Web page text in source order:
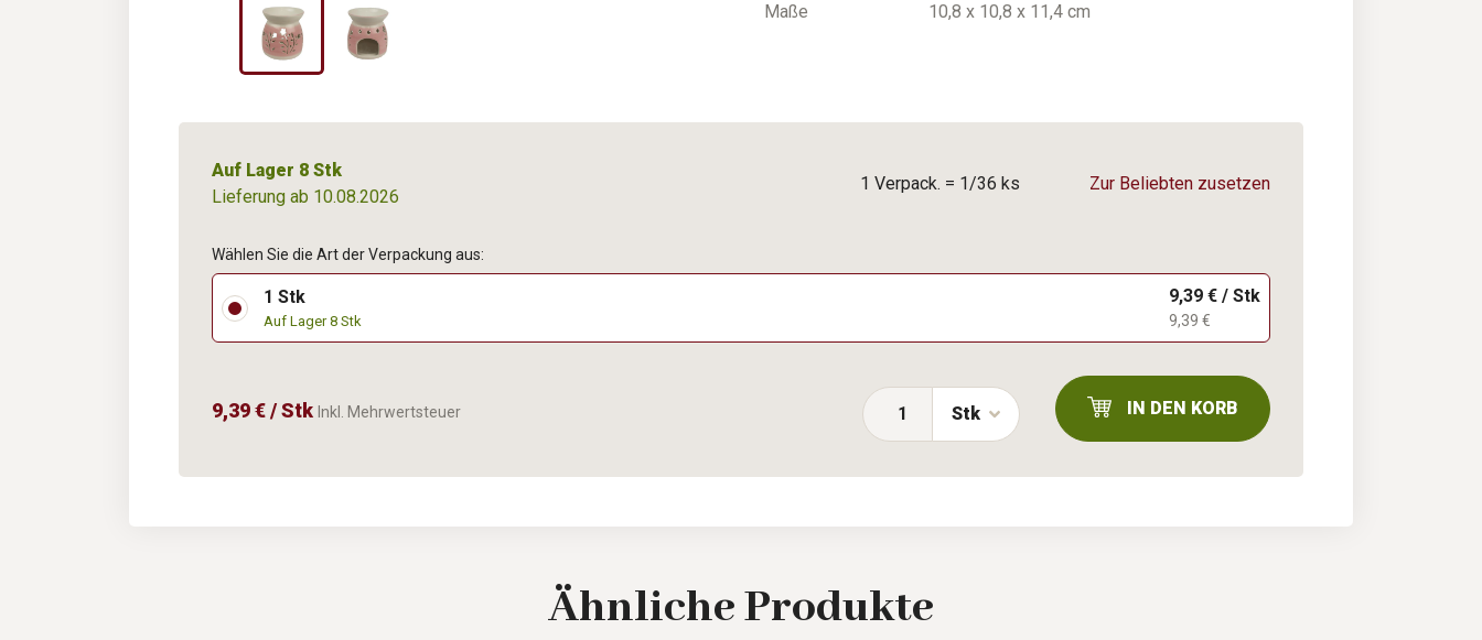
Maße
10,8 x 10,8 x 11,4 cm
Auf Lager 8 Stk
Lieferung ab 10.08.2026
1 Verpack. = 1/36 ks Zur Beliebten zusetzen
Wählen Sie die Art der Verpackung aus:
1 Stk
Auf Lager 8 Stk
9,39 € / Stk
9,39 €
9,39 € / Stk Inkl. Mehrwertsteuer Stk IN DEN KORB
ÄhnlicheProdukte